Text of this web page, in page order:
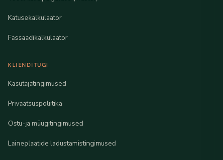
Katusekalkulaator
Fassaadikalkulaator
KLIENDITUGI
Kasutajatingimused
Privaatsuspoliitika
Ostu-ja müügitingimused
Laineplaatide ladustamistingimused